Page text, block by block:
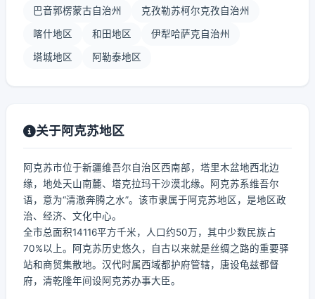
巴音郭楞蒙古自治州 克孜勒苏柯尔克孜自治州
喀什地区 和田地区 伊犁哈萨克自治州
塔城地区 阿勒泰地区
关于阿克苏地区
阿克苏市位于新疆维吾尔自治区西南部，塔里木盆地西北边
缘，地处天山南麓、塔克拉玛干沙漠北缘。阿克苏系维吾尔
语，意为“清澈奔腾之水”。该市隶属于阿克苏地区，是地区政
治、经济、文化中心。
全市总面积14116平方千米，人口约50万，其中少数民族占
70%以上。阿克苏历史悠久，自古以来就是丝绸之路的重要驿
站和商贸集散地。汉代时属西域都护府管辖，唐设龟兹都督
府，清乾隆年间设阿克苏办事大臣。